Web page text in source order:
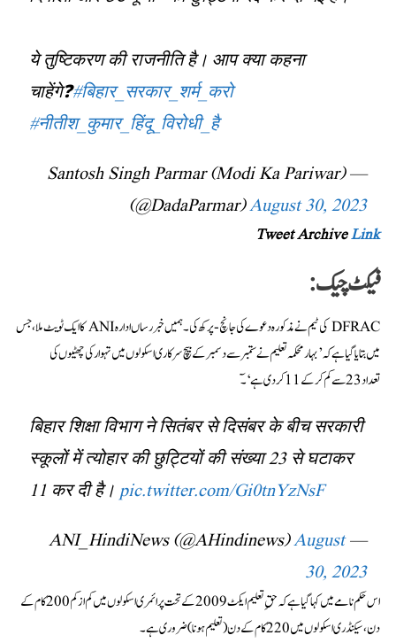
ये तुष्टिकरण की राजनीति है। आप क्या कहना
चाहेंगे❓#बिहार_सरकार_शर्म_करो
#नीतीश_कुमार_हिंदू_विरोधी_है
— Santosh Singh Parmar (Modi Ka Pariwar)
(@DadaParmar)August 30, 2023
Tweet ArchiveLink
فیکٹ چیک:
DFRAC کی ٹیم نے مذکورہ دعوے کی جانچ-پرکھ کی۔ ہمیں خبر رساں ادارہ ANI کا ایک ٹویٹ ملا، جس
میں بتایا گیا ہے کہ ’بہار محکمہ تعلیم نے ستمبر سے دسمبر کے بیچ سرکاری اسکولوں میں تہوار کی چھٹیوں کی
تعداد 23 سے کم کرکے 11 کر دی ہے‘۔ ٓ
बिहार शिक्षा विभाग ने सितंबर से दिसंबर के बीच सरकारी
स्कूलों में त्योहार की छुट्टियों की संख्या 23 से घटाकर
11 कर दी है। pic.twitter.com/Gi0tnYzNsF
— ANI_HindiNews (@AHindinews)
August
30, 2023
اس حکم نامے میں کہا گیا ہے کہ حقِ تعلیم ایکٹ 2009 کے تحت پرائمری اسکولوں میں کم از کم 200 کام کے
دن، سیکنڈری اسکولوں میں 220 کام کے دن (تعلیم ہونا) ضروری ہے۔